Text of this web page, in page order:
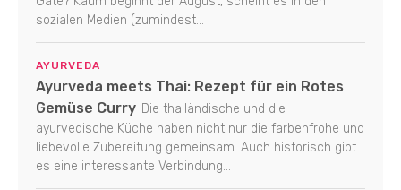
sozialen Medien (zumindest...
AYURVEDA
Ayurveda meets Thai: Rezept für ein Rotes
Gemüse Curry Die thailändische und die
ayurvedische Küche haben nicht nur die farbenfrohe und
liebevolle Zubereitung gemeinsam. Auch historisch gibt
es eine interessante Verbindung...